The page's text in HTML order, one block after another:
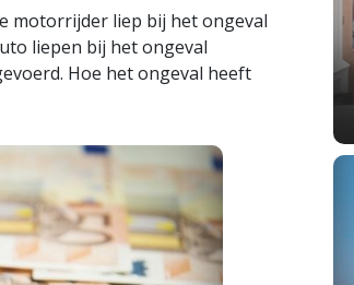
motorrijder liep bij het ongeval
liepen bij het ongeval
Hoe het ongeval heeft